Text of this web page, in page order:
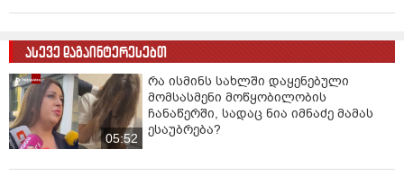
ასევე დაგაინტერესებთ
05:52
რა ისმინს სახლში დაყენებული
მომსასმენი მოწყობილობის
ჩანაწერში, სადაც ნია იმნაძე მამას
ესაუბრება?